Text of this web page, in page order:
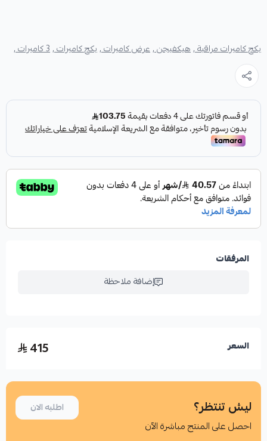
بكج كاميرات مراقبة ,هيكفيجن ,عرض كاميرات ,بكج كاميرات ,3 كاميرات ,
المرفقات
إضافة ملاحظة
السعر 415
ليش تنتظر؟
احصل على المنتج مباشرة الآن
اطلبه الان